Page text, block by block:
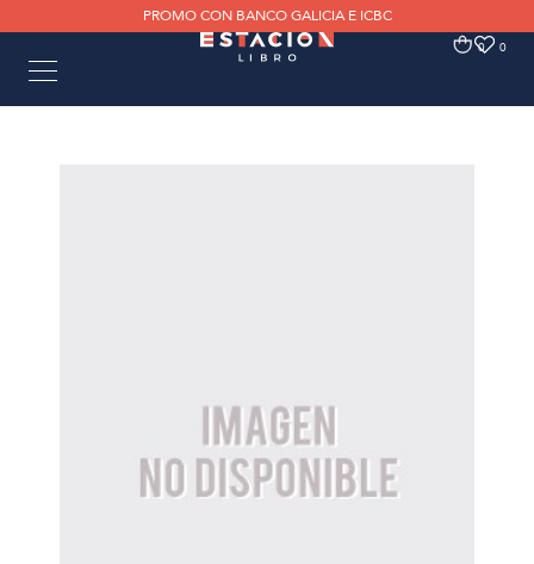
PROMO CON BANCO GALICIA E ICBC
0 0